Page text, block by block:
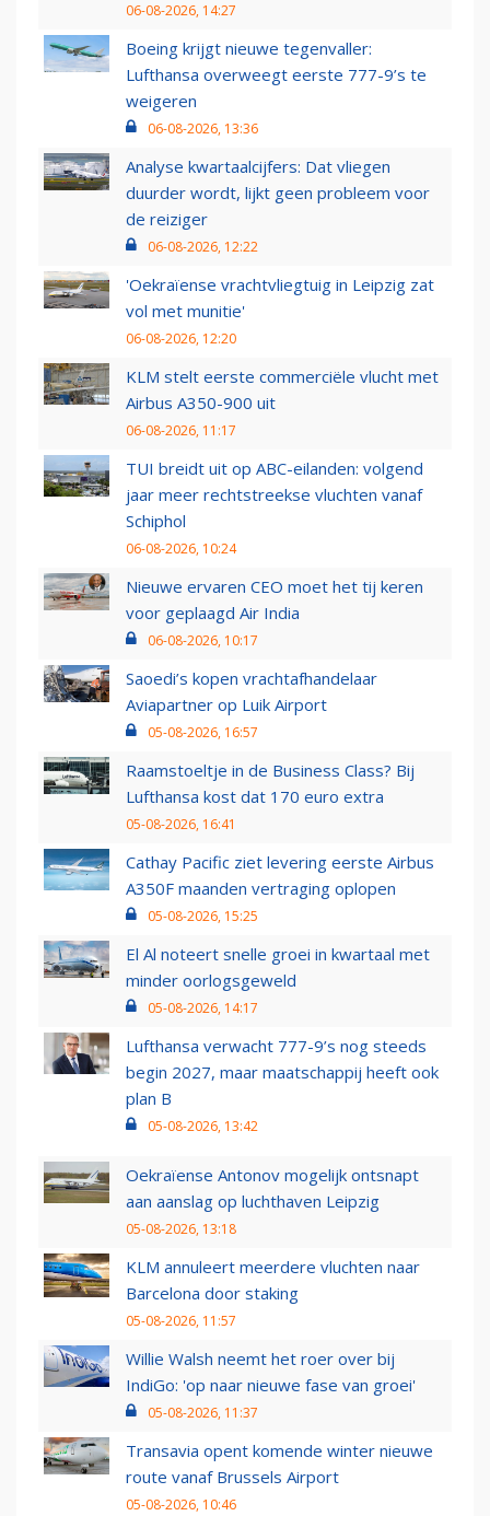
06-08-2026, 14:27
Boeing krijgt nieuwe tegenvaller:
Lufthansa overweegt eerste 777-9’s te
weigeren
06-08-2026, 13:36
Analyse kwartaalcijfers: Dat vliegen
duurder wordt, lijkt geen probleem voor
de reiziger
06-08-2026, 12:22
'Oekraïense vrachtvliegtuig in Leipzig zat
vol met munitie'
06-08-2026, 12:20
KLM stelt eerste commerciële vlucht met
Airbus A350-900 uit
06-08-2026, 11:17
TUI breidt uit op ABC-eilanden: volgend
jaar meer rechtstreekse vluchten vanaf
Schiphol
06-08-2026, 10:24
Nieuwe ervaren CEO moet het tij keren
voor geplaagd Air India
06-08-2026, 10:17
Saoedi’s kopen vrachtafhandelaar
Aviapartner op Luik Airport
05-08-2026, 16:57
Raamstoeltje in de Business Class? Bij
Lufthansa kost dat 170 euro extra
05-08-2026, 16:41
Cathay Pacific ziet levering eerste Airbus
A350F maanden vertraging oplopen
05-08-2026, 15:25
El Al noteert snelle groei in kwartaal met
minder oorlogsgeweld
05-08-2026, 14:17
Lufthansa verwacht 777-9’s nog steeds
begin 2027, maar maatschappij heeft ook
plan B
05-08-2026, 13:42
Oekraïense Antonov mogelijk ontsnapt
aan aanslag op luchthaven Leipzig
05-08-2026, 13:18
KLM annuleert meerdere vluchten naar
Barcelona door staking
05-08-2026, 11:57
Willie Walsh neemt het roer over bij
IndiGo: 'op naar nieuwe fase van groei'
05-08-2026, 11:37
Transavia opent komende winter nieuwe
route vanaf Brussels Airport
05-08-2026, 10:46